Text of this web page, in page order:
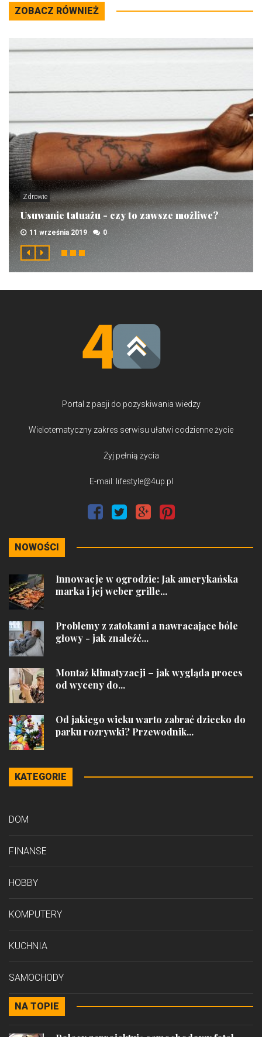
ZOBACZ RÓWNIEŻ
Zdrowie
Usuwanie tatuażu - czy to zawsze możliwe?
11 września 2019 0
Portal z pasji do pozyskiwania wiedzy
Wielotematyczny zakres serwisu ułatwi codzienne życie
Żyj pełnią życia
E-mail: lifestyle@4up.pl
NOWOŚCI
Innowacje w ogrodzie: Jak amerykańska
marka i jej weber grille...
Problemy z zatokami a nawracające bóle
głowy - jak znaleźć...
Montaż klimatyzacji – jak wygląda proces
od wyceny do...
Od jakiego wieku warto zabrać dziecko do
parku rozrywki? Przewodnik...
KATEGORIE
DOM
FINANSE
HOBBY
KOMPUTERY
KUCHNIA
SAMOCHODY
STYL
NA TOPIE